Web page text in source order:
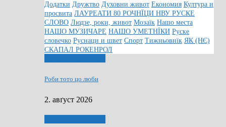
Додатки Дружтво Духовни живот Економия Култура и
просвита ЛАУРЕАТИ 80 РОЧНЇЦИ НВУ РУСКЕ
СЛОВО Людзе, роки, живот Мозаїк Нашо места
НАШО МУЗИЧАРЕ НАШО УМЕТНЇКИ Руске
словечко Руснаци и швет Спорт Тижньовнїк ЯК (НЄ)
СКАПАЛ РОКЕНРОЛ
Роби тото цо люби
2. авґуст 2026